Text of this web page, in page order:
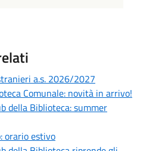
a.s. 2026/2027
Comunale: novità in arrivo!
della Biblioteca: summer
orario estivo